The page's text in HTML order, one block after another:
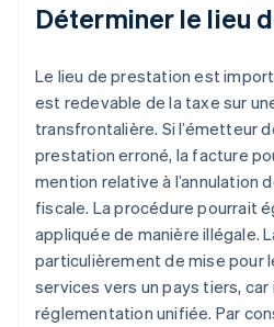
Déterminer le lieu
Le lieu de prestation est
est redevable de la taxe sur
transfrontalière. Si l’émetteur
prestation erroné, la facture
mention relative à l’annulation
fiscale. La procédure pourrait
appliquée de manière illégale.
particulièrement de mise pour
services vers un pays tiers, car
réglementation unifiée. Par